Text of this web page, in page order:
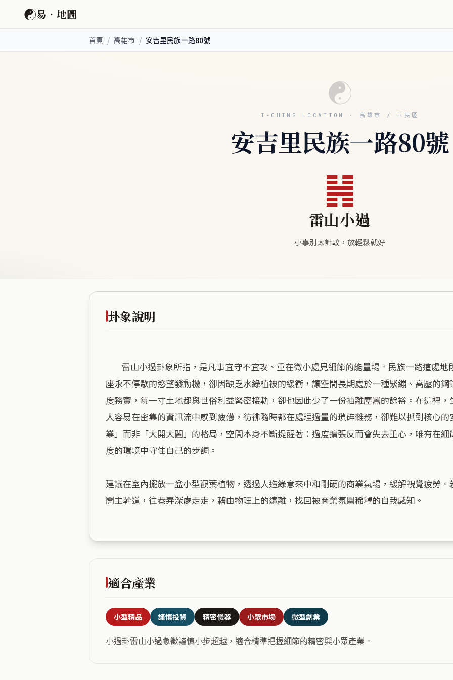
☯易．地圖
首頁 / 高雄市 / 安吉里民族一路80號
☯
I-CHING LOCATION · 高雄市 / 三民區
安吉里民族一路80號
䷽
雷山小過
小事別太計較，放輕鬆就好
卦象說明
座永不停歇的慾望發動機，卻因缺乏水綠植被的緩衝，讓空間長期處於一種緊繃、高壓的
度務實，每一寸土地都與世俗利益緊密接軌，卻也因此少了一份抽離塵囂的餘裕。在這裡
人容易在密集的資訊流中感到疲憊，彷彿隨時都在處理過量的瑣碎雜務，卻難以抓到核心
業」而非「大開大闔」的格局，空間本身不斷提醒著：過度擴張反而會失去重心，唯有在
度的環境中守住自己的步調。
建議在室內擺放一盆小型觀葉植物，透過人造綠意來中和剛硬的商業氣場，緩解視覺疲勞
開主幹道，往巷弄深處走走，藉由物理上的遠離，找回被商業氛圍稀釋的自我感知。
適合產業
小型精品 謹慎投資 精密儀器 小眾市場 微型創業
小過卦雷山小過象徵謹慎小步超越，適合精準把握細節的精密與小眾產業。